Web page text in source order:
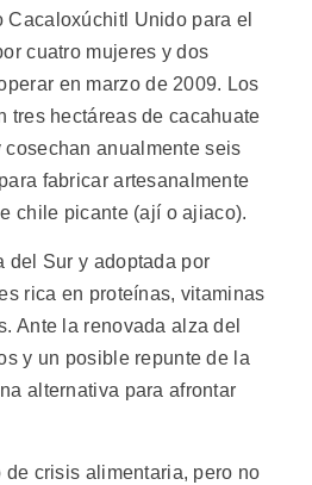
Cacaloxúchitl Unido para el
cuatro mujeres y dos
en marzo de 2009. Los
tres hectáreas de cacahuate
anualmente seis
fabricar artesanalmente
chile picante (ají o ajiaco).
del Sur y adoptada por
rica en proteínas, vitaminas
Ante la renovada alza del
y un posible repunte de la
alternativa para afrontar
crisis alimentaria, pero no